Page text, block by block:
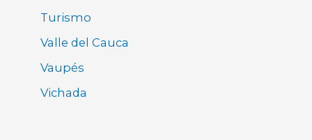
Turismo
Valle del Cauca
Vaupés
Vichada